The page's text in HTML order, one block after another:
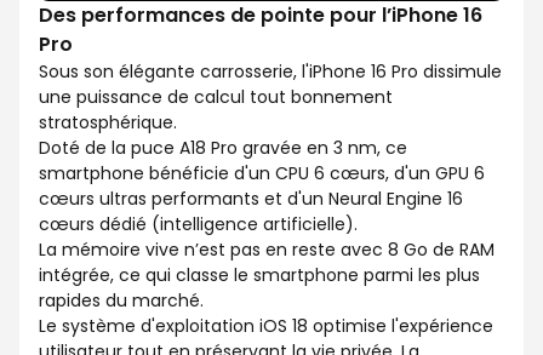
Des performances de pointe pour l’iPhone 16
Pro
Sous son élégante carrosserie, l'iPhone 16 Pro dissimule
une puissance de calcul tout bonnement
stratosphérique.
Doté de la puce A18 Pro gravée en 3 nm, ce
smartphone bénéficie d'un CPU 6 cœurs, d'un GPU 6
cœurs ultras performants et d'un Neural Engine 16
cœurs dédié (intelligence artificielle).
La mémoire vive n’est pas en reste avec 8 Go de RAM
intégrée, ce qui classe le smartphone parmi les plus
rapides du marché.
Le système d'exploitation iOS 18 optimise l'expérience